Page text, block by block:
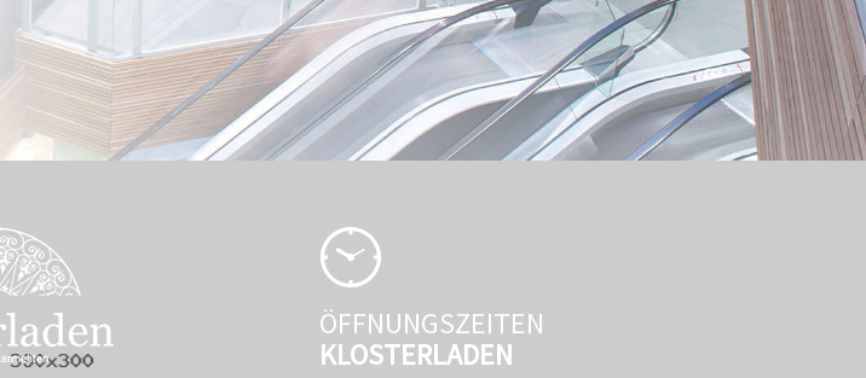
ÖFFNUNGSZEITEN
KLOSTERLADEN